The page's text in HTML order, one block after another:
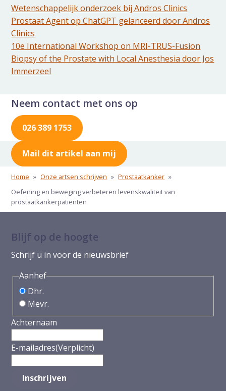
Wetenschappelijk onderzoek bij Andros Clinics
Prostaat Agent op ChatGPT gelanceerd door Andros
Clinics
10e International Workshop on MRI-TRUS-Fusion
Biopsy of the Prostate with Local Anesthesia door Jos
Immerzeel
Neem contact met ons op
026 389 1753
Mail dit artikel aan mij
Home » Onze artsen schrijven » Prostaatkanker »
Oefening en beweging verbeteren levenskwaliteit van
prostaatkankerpatiënten
Blijf op de hoogte
Schrijf u in voor de nieuwsbrief
Aanhef
Dhr.
Mevr.
Achternaam
E-mailadres(Verplicht)